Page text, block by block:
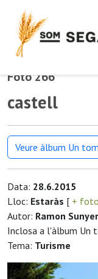
Foto 266
castell
Veure àlbum Un
Data: 28.6.2015
Lloc: Estaràs [ +
Autor: Ramon Sunyer
Inclosa a l'àlbum Un
Tema: Turisme